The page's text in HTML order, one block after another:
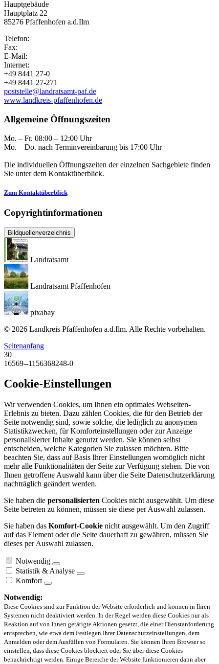
Hauptgebäude
Hauptplatz 22
85276 Pfaffenhofen a.d.Ilm
Telefon:
Fax:
E-Mail:
Internet:
+49 8441 27-0
+49 8441 27-271
poststelle@landratsamt-paf.de
www.landkreis-pfaffenhofen.de
Allgemeine Öffnungszeiten
Mo. – Fr. 08:00 – 12:00 Uhr
Mo. – Do. nach Terminvereinbarung bis 17:00 Uhr
Die individuellen Öffnungszeiten der einzelnen Sachgebiete finden
Sie unter dem Kontaktüberblick.
Zum Kontaktüberblick
Copyrightinformationen
Bildquellenverzeichnis
Landratsamt
Landratsamt Pfaffenhofen
pixabay
© 2026 Landkreis Pfaffenhofen a.d.Ilm. Alle Rechte vorbehalten.
Seitenanfang
30
16569--1156368248-0
Cookie-Einstellungen
Wir verwenden Cookies, um Ihnen ein optimales Webseiten-
Erlebnis zu bieten. Dazu zählen Cookies, die für den Betrieb der
Seite notwendig sind, sowie solche, die lediglich zu anonymen
Statistikzwecken, für Komforteinstellungen oder zur Anzeige
personalisierter Inhalte genutzt werden. Sie können selbst
entscheiden, welche Kategorien Sie zulassen möchten. Bitte
beachten Sie, dass auf Basis Ihrer Einstellungen womöglich nicht
mehr alle Funktionalitäten der Seite zur Verfügung stehen. Die von
Ihnen getroffene Auswahl kann über die Seite Datenschutzerklärung
nachträglich geändert werden.
Sie haben die personalisierten Cookies nicht ausgewählt. Um diese
Seite betreten zu können, müssen sie diese per Auswahl zulassen.
Sie haben das Komfort-Cookie nicht ausgewählt. Um den Zugriff
auf das Element oder die Seite dauerhaft zu gewähren, müssen Sie
dieses per Auswahl zulassen.
Notwendig
Statistik & Analyse
Komfort
Notwendig:
Diese Cookies sind zur Funktion der Website erforderlich und können in Ihren
Systemen nicht deaktiviert werden. In der Regel werden diese Cookies nur als
Reaktion auf von Ihnen getätigte Aktionen gesetzt, die einer Dienstanforderung
entsprechen, wie etwa dem Festlegen Ihrer Datenschutzeinstellungen, dem
Anmelden oder dem Ausfüllen von Formularen. Sie können Ihren Browser so
einstellen, dass diese Cookies blockiert oder Sie über diese Cookies
benachrichtigt werden. Einige Bereiche der Website funktionieren dann aber